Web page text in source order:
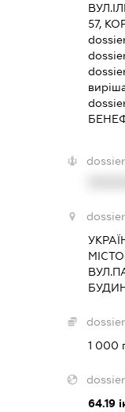
57,
1 000
64.19